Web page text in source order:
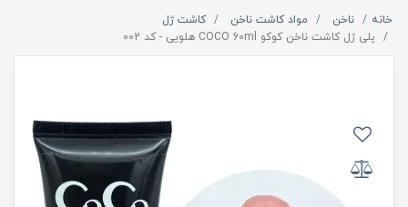
خانه ناخن مواد کاشت ناخن
کاشت ژل
پلی ژل کاشت ناخن کوکو COCO 60ml هلویی - کد 002